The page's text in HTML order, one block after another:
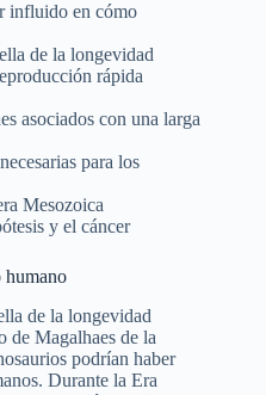
influido en cómo
de la longevidad
rápida
asociados con una larga
para los
Mesozoica
y el cáncer
humano
de la longevidad
de Magalhaes de la
podrían haber
Durante la Era